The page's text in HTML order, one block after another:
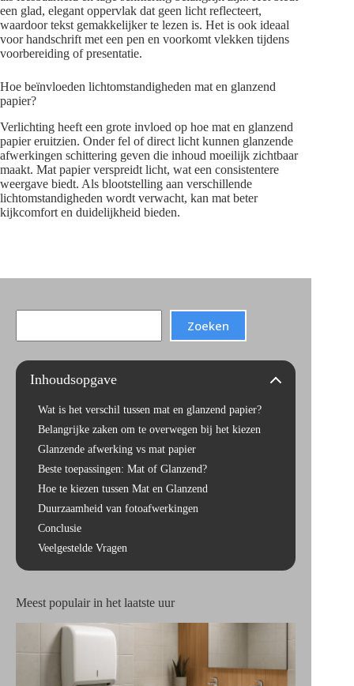
een glad, elegant oppervlak dat geen licht reflecteert,
waardoor tekst gemakkelijker te lezen is. Het is ook ideaal
voor handschrift met een pen en voorkomt vlekken tijdens
voorbereiding of presentatie.
Hoe beïnvloeden lichtomstandigheden mat en glanzend
papier?
Verlichting heeft een grote invloed op hoe mat en glanzend
papier eruitzien. Onder fel of direct licht kunnen glanzende
afwerkingen schittering geven die inhoud moeilijk zichtbaar
maakt. Mat papier verspreidt licht, wat een consistentere
weergave biedt. Als blootstelling aan verschillende
lichtomstandigheden wordt verwacht, kan mat beter
kijkcomfort en duidelijkheid bieden.
Zoeken
Inhoudsopgave
Wat is het verschil tussen mat en glanzend papier?
Belangrijke zaken om te overwegen bij het kiezen
Glanzende afwerking vs mat papier
Beste toepassingen: Mat of Glanzend?
Hoe te kiezen tussen Mat en Glanzend
Duurzaamheid van fotoafwerkingen
Conclusie
Veelgestelde Vragen
Meest populair in het laatste uur